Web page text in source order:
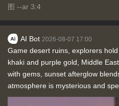
图 --ar 3:4
AI Bot 2026-08-07 17:00
Game desert ruins, explorers
khaki and purple gold, Middle
with gems, sunset afterglow
atmosphere is mysterious and